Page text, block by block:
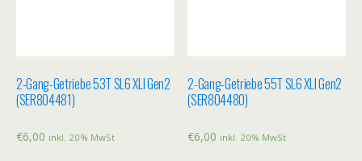
2-Gang-Getriebe 53T SL6 XLI Gen2
(SER804481)
€6,00 inkl. 20% MwSt
2-Gang-Getriebe 55T SL6 XLI Gen2
(SER804480)
€6,00 inkl. 20% MwSt